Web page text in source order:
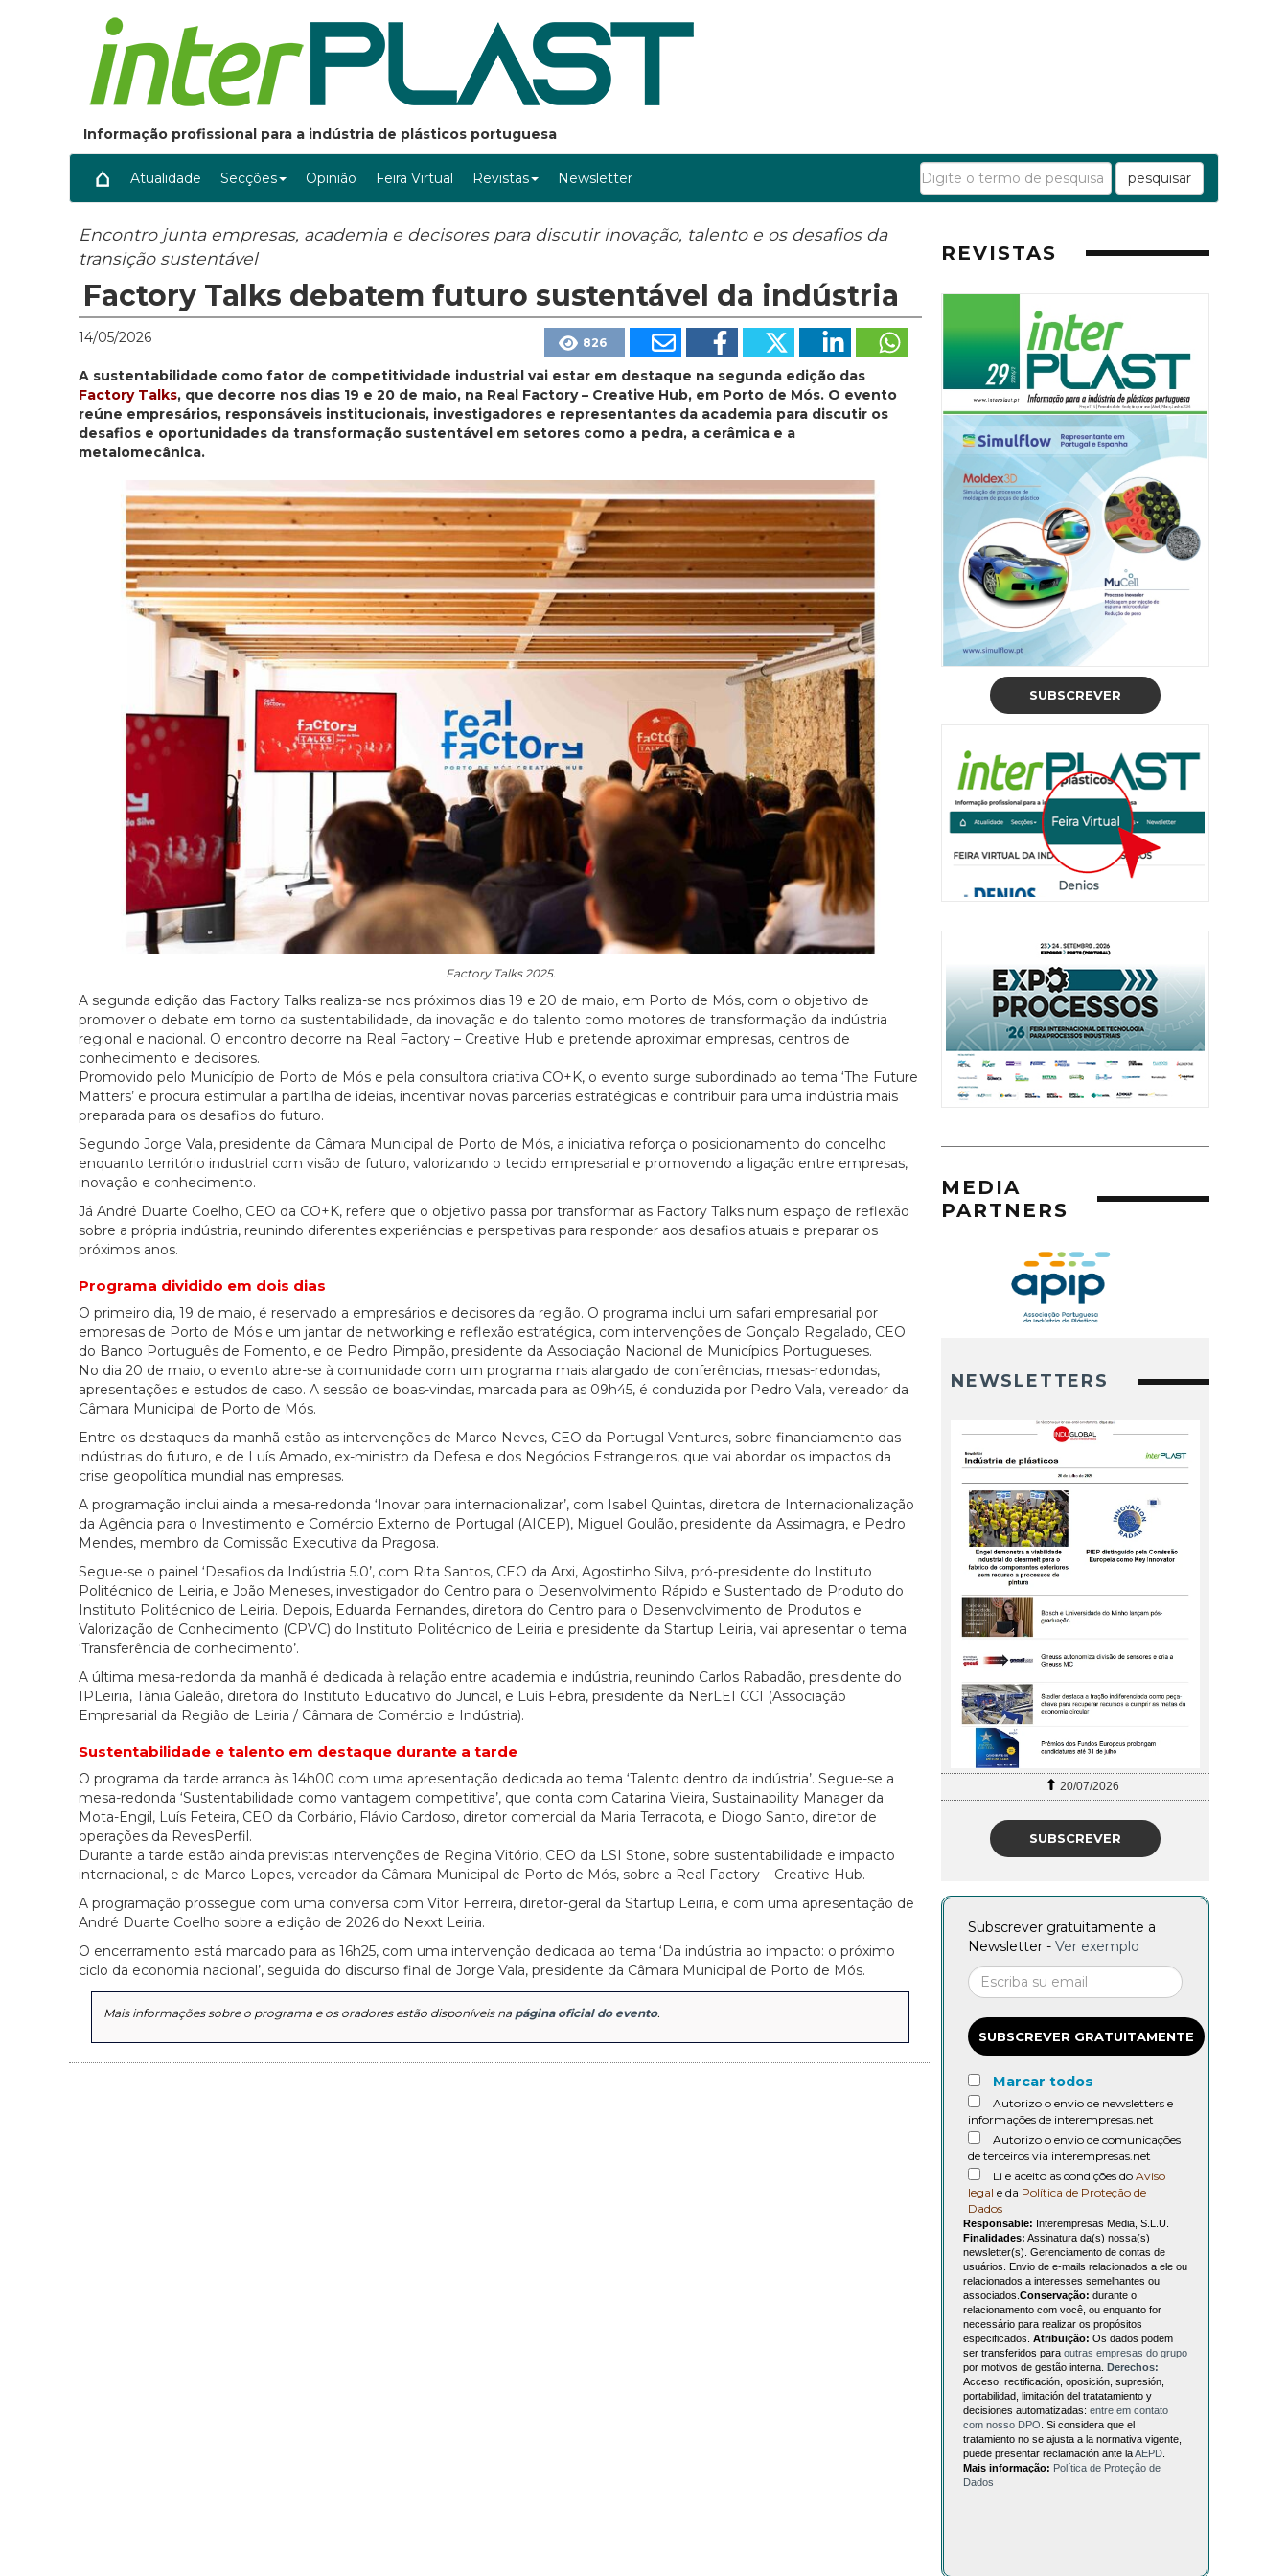
Informação profissional para a indústria de plásticos portuguesa
Atualidade Secções Opinião Feira Virtual Revistas Newsletter pesquisar
Encontro junta empresas, academia e decisores para discutir inovação, talento e os desafios da
transição sustentável
Factory Talks debatem futuro sustentável da indústria
14/05/2026 826
A sustentabilidade como fator de competitividade industrial vai estar em destaque na segunda edição das
Factory Talks, que decorre nos dias 19 e 20 de maio, na Real Factory – Creative Hub, em Porto de Mós. O evento
reúne empresários, responsáveis institucionais, investigadores e representantes da academia para discutir os
desafios e oportunidades da transformação sustentável em setores como a pedra, a cerâmica e a
metalomecânica.
Factory Talks 2025.
A segunda edição das Factory Talks realiza-se nos próximos dias 19 e 20 de maio, em Porto de Mós, com o objetivo de
promover o debate em torno da sustentabilidade, da inovação e do talento como motores de transformação da indústria
regional e nacional. O encontro decorre na Real Factory – Creative Hub e pretende aproximar empresas, centros de
conhecimento e decisores.
Promovido pelo Município de Porto de Mós e pela consultora criativa CO+K, o evento surge subordinado ao tema ‘The Future
Matters’ e procura estimular a partilha de ideias, incentivar novas parcerias estratégicas e contribuir para uma indústria mais
preparada para os desafios do futuro.
Segundo Jorge Vala, presidente da Câmara Municipal de Porto de Mós, a iniciativa reforça o posicionamento do concelho
enquanto território industrial com visão de futuro, valorizando o tecido empresarial e promovendo a ligação entre empresas,
inovação e conhecimento.
Já André Duarte Coelho, CEO da CO+K, refere que o objetivo passa por transformar as Factory Talks num espaço de reflexão
sobre a própria indústria, reunindo diferentes experiências e perspetivas para responder aos desafios atuais e preparar os
próximos anos.
Programa dividido em dois dias
O primeiro dia, 19 de maio, é reservado a empresários e decisores da região. O programa inclui um safari empresarial por
empresas de Porto de Mós e um jantar de networking e reflexão estratégica, com intervenções de Gonçalo Regalado, CEO
do Banco Português de Fomento, e de Pedro Pimpão, presidente da Associação Nacional de Municípios Portugueses.
No dia 20 de maio, o evento abre-se à comunidade com um programa mais alargado de conferências, mesas-redondas,
apresentações e estudos de caso. A sessão de boas-vindas, marcada para as 09h45, é conduzida por Pedro Vala, vereador da
Câmara Municipal de Porto de Mós.
Entre os destaques da manhã estão as intervenções de Marco Neves, CEO da Portugal Ventures, sobre financiamento das
indústrias do futuro, e de Luís Amado, ex-ministro da Defesa e dos Negócios Estrangeiros, que vai abordar os impactos da
crise geopolítica mundial nas empresas.
A programação inclui ainda a mesa-redonda ‘Inovar para internacionalizar’, com Isabel Quintas, diretora de Internacionalização
da Agência para o Investimento e Comércio Externo de Portugal (AICEP), Miguel Goulão, presidente da Assimagra, e Pedro
Mendes, membro da Comissão Executiva da Pragosa.
Segue-se o painel ‘Desafios da Indústria 5.0’, com Rita Santos, CEO da Arxi, Agostinho Silva, pró-presidente do Instituto
Politécnico de Leiria, e João Meneses, investigador do Centro para o Desenvolvimento Rápido e Sustentado de Produto do
Instituto Politécnico de Leiria. Depois, Eduarda Fernandes, diretora do Centro para o Desenvolvimento de Produtos e
Valorização de Conhecimento (CPVC) do Instituto Politécnico de Leiria e presidente da Startup Leiria, vai apresentar o tema
‘Transferência de conhecimento’.
A última mesa-redonda da manhã é dedicada à relação entre academia e indústria, reunindo Carlos Rabadão, presidente do
IPLeiria, Tânia Galeão, diretora do Instituto Educativo do Juncal, e Luís Febra, presidente da NerLEI CCI (Associação
Empresarial da Região de Leiria / Câmara de Comércio e Indústria).
Sustentabilidade e talento em destaque durante a tarde
O programa da tarde arranca às 14h00 com uma apresentação dedicada ao tema ‘Talento dentro da indústria’. Segue-se a
mesa-redonda ‘Sustentabilidade como vantagem competitiva’, que conta com Catarina Vieira, Sustainability Manager da
Mota-Engil, Luís Feteira, CEO da Corbário, Flávio Cardoso, diretor comercial da Maria Terracota, e Diogo Santo, diretor de
operações da RevesPerfil.
Durante a tarde estão ainda previstas intervenções de Regina Vitório, CEO da LSI Stone, sobre sustentabilidade e impacto
internacional, e de Marco Lopes, vereador da Câmara Municipal de Porto de Mós, sobre a Real Factory – Creative Hub.
A programação prossegue com uma conversa com Vítor Ferreira, diretor-geral da Startup Leiria, e com uma apresentação de
André Duarte Coelho sobre a edição de 2026 do Nexxt Leiria.
O encerramento está marcado para as 16h25, com uma intervenção dedicada ao tema ‘Da indústria ao impacto: o próximo
ciclo da economia nacional’, seguida do discurso final de Jorge Vala, presidente da Câmara Municipal de Porto de Mós.
Mais informações sobre o programa e os oradores estão disponíveis na página oficial do evento.
REVISTAS
SUBSCREVER
MEDIA
PARTNERS
NEWSLETTERS
20/07/2026 27/07/2026 20/07/2026
SUBSCREVER
Subscrever gratuitamente a
Newsletter - Ver exemplo
SUBSCREVER GRATUITAMENTE
Marcar todos
Autorizo o envio de newsletters e
informações de interempresas.net
Autorizo o envio de comunicações
de terceiros via interempresas.net
Li e aceito as condições do Aviso
legal e da Política de Proteção de
Dados
Responsable: Interempresas Media, S.L.U.
Finalidades: Assinatura da(s) nossa(s)
newsletter(s). Gerenciamento de contas de
usuários. Envio de e-mails relacionados a ele ou
relacionados a interesses semelhantes ou
associados. Conservação: durante o
relacionamento com você, ou enquanto for
necessário para realizar os propósitos
especificados. Atribuição: Os dados podem
ser transferidos para outras empresas do grupo
por motivos de gestão interna. Derechos:
Acceso, rectificación, oposición, supresión,
portabilidad, limitación del tratatamiento y
decisiones automatizadas: entre em contato
com nosso DPO . Si considera que el
tratamiento no se ajusta a la normativa vigente,
puede presentar reclamación ante laAEPD
Mais informação: Política de Proteção de
Dados